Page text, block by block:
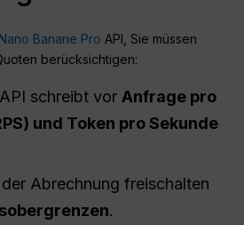
Nano Banane Pro API, Sie müssen
berücksichtigen:
schreibt vor Anfrage pro
und Token pro Sekunde
Abrechnung freischalten
.